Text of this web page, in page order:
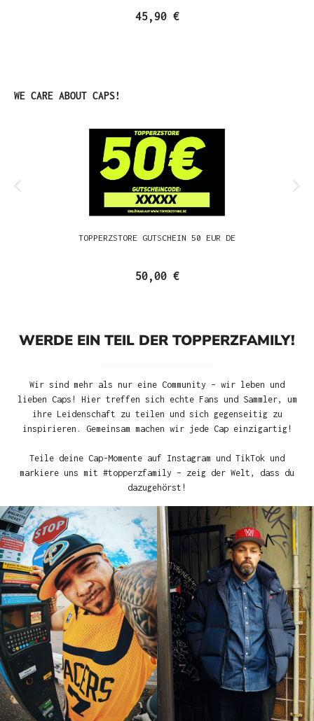
45,90 €
Produktgalerie überspringen
WE CARE ABOUT CAPS!
TOPPERZSTORE GUTSCHEIN 50 EUR DE
50,00 €
WERDE EIN TEIL DER TOPPERZFAMILY!
Wir sind mehr als nur eine Community – wir leben und
lieben Caps! Hier treffen sich echte Fans und Sammler, um
ihre Leidenschaft zu teilen und sich gegenseitig zu
inspirieren. Gemeinsam machen wir jede Cap einzigartig!
Teile deine Cap-Momente auf Instagram und TikTok und
markiere uns mit #topperzfamily – zeig der Welt, dass du
dazugehörst!